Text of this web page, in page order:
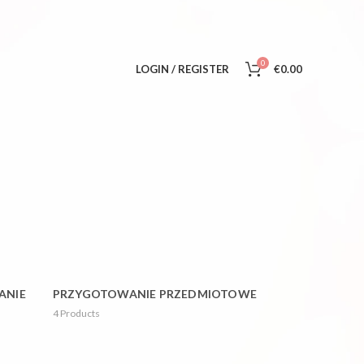
LOGIN / REGISTER 0 €0.00
PRZYGOTOWANIE PRZEDMIOTOWE
4 Products